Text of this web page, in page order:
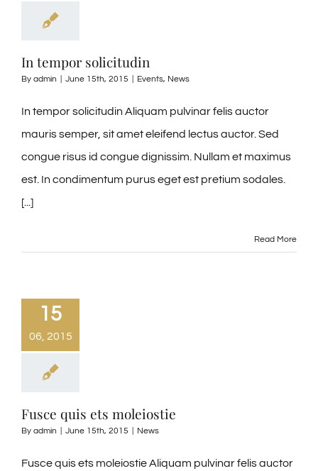
In tempor solicitudin
By admin June 15th, 2015 Events, News
In tempor solicitudin Aliquam pulvinar felis auctor
mauris semper, sit amet eleifend lectus auctor. Sed
congue risus id congue dignissim. Nullam et maximus
est. In condimentum purus eget est pretium sodales.
[...]
Read More
15
06, 2015
Fusce quis ets moleiostie
By admin June 15th, 2015 News
Fusce quis ets moleiostie Aliquam pulvinar felis auctor